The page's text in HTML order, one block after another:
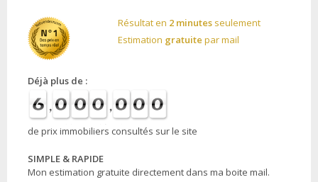
Résultat en 2 minutesseulement
Estimation gratuite par mail
Déjà plus de :
de prix immobiliers consultés sur le site
SIMPLE & RAPIDE
Mon estimation gratuite directement dans ma boite mail.